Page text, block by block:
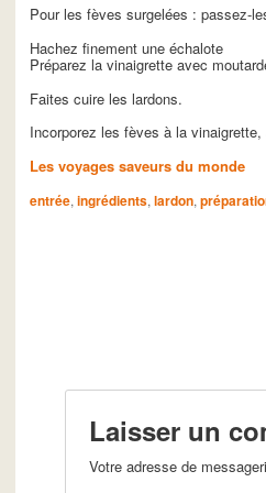
Pour les fèves surgelées : passez-
Hachez finement une échalote
Préparez la vinaigrette avec
Faites cuire les lardons.
Incorporez les fèves à la
Les voyages saveurs du monde
entrée,ingrédients,lardon,
Laisser un
Votre adresse de